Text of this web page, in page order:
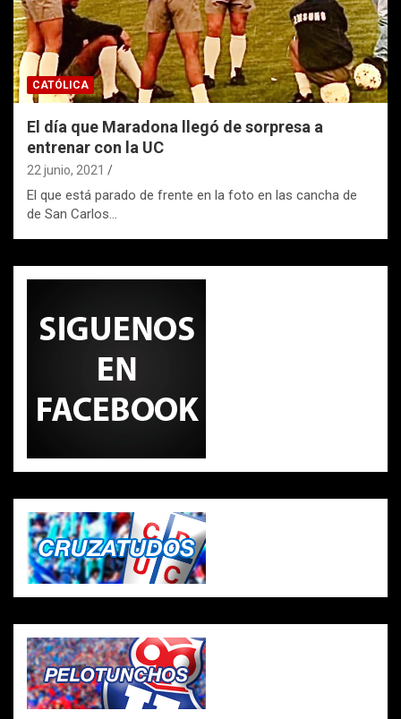
CATÓLICA
El día que Maradona llegó de sorpresa a
entrenar con la UC
22 junio, 2021
El que está parado de frente en la foto en las cancha de
de San Carlos…